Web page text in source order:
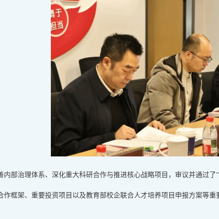
内部治理体系、深化重大科研合作与推进核心战略项目，审议并通过
作框架、重要投资项目以及教育部校企联合人才培养项目申报方案等重